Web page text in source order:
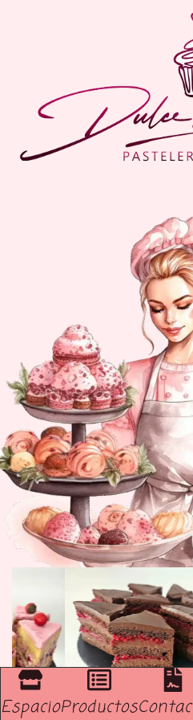
EspacioProductos